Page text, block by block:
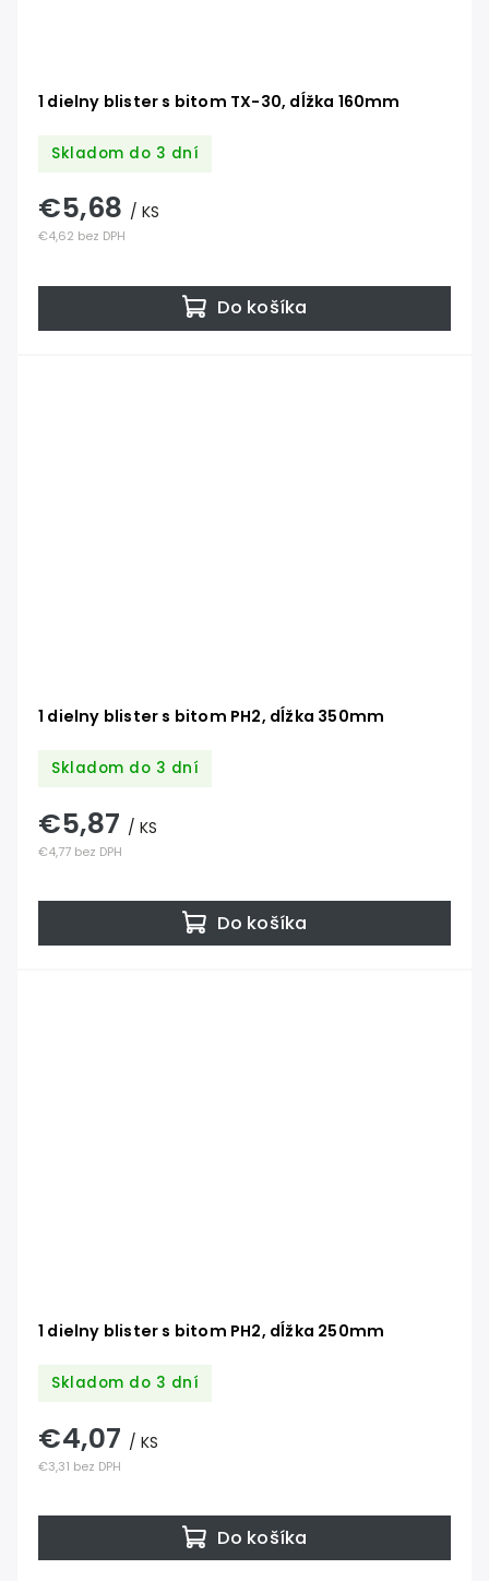
1 dielny blister s bitom TX-30, dĺžka 160mm
Skladom do 3 dní
€4,62 bez DPH
€5,68 / KS
Do košíka
1 dielny blister s bitom PH2, dĺžka 350mm
Skladom do 3 dní
€4,77 bez DPH
€5,87 / KS
Do košíka
1 dielny blister s bitom PH2, dĺžka 250mm
Skladom do 3 dní
€3,31 bez DPH
€4,07 / KS
Do košíka